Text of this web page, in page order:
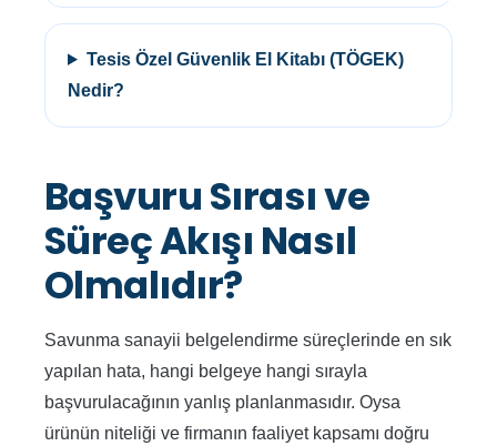
Tesis Özel Güvenlik El Kitabı (TÖGEK)
Nedir?
Başvuru Sırası ve
Süreç Akışı Nasıl
Olmalıdır?
Savunma sanayii belgelendirme süreçlerinde en sık
yapılan hata, hangi belgeye hangi sırayla
başvurulacağının yanlış planlanmasıdır. Oysa
ürünün niteliği ve firmanın faaliyet kapsamı doğru